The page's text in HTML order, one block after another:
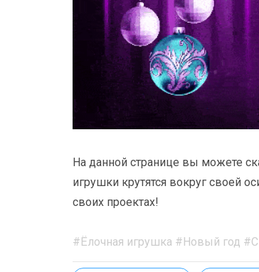
На данной странице вы можете
игрушки крутятся вокруг своей
своих проектах!
#Ёлочная игрушка #Новый год